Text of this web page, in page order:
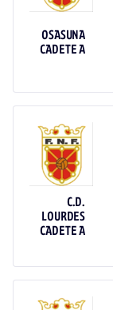
OSASUNA
CADETE A
C.D.
LOURDES
CADETE A